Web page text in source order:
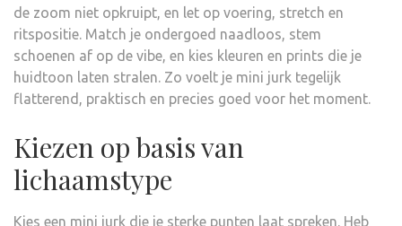
de zoom niet opkruipt, en let op voering, stretch en
ritspositie. Match je ondergoed naadloos, stem
schoenen af op de vibe, en kies kleuren en prints die je
huidtoon laten stralen. Zo voelt je mini jurk tegelijk
flatterend, praktisch en precies goed voor het moment.
Kiezen op basis van
lichaamstype
Kies een mini jurk die je sterke punten laat spreken. Heb